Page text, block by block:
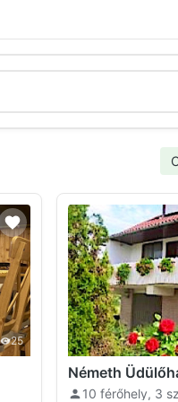
25
Németh
10 férőhely, 3